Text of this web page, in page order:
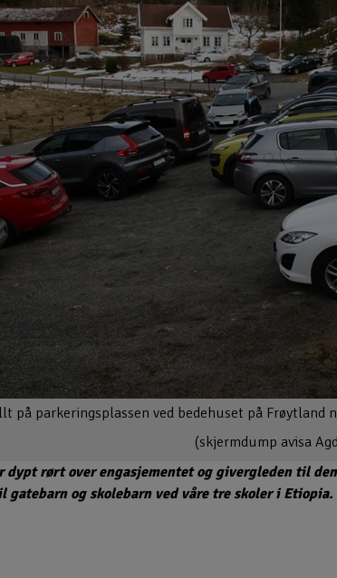
på parkeringsplassen ved bedehuset på Frøytland
(skjermdump avisa
dypt rørt over engasjementet og givergleden til
gatebarn og skolebarn ved våre tre skoler i Etiopia.